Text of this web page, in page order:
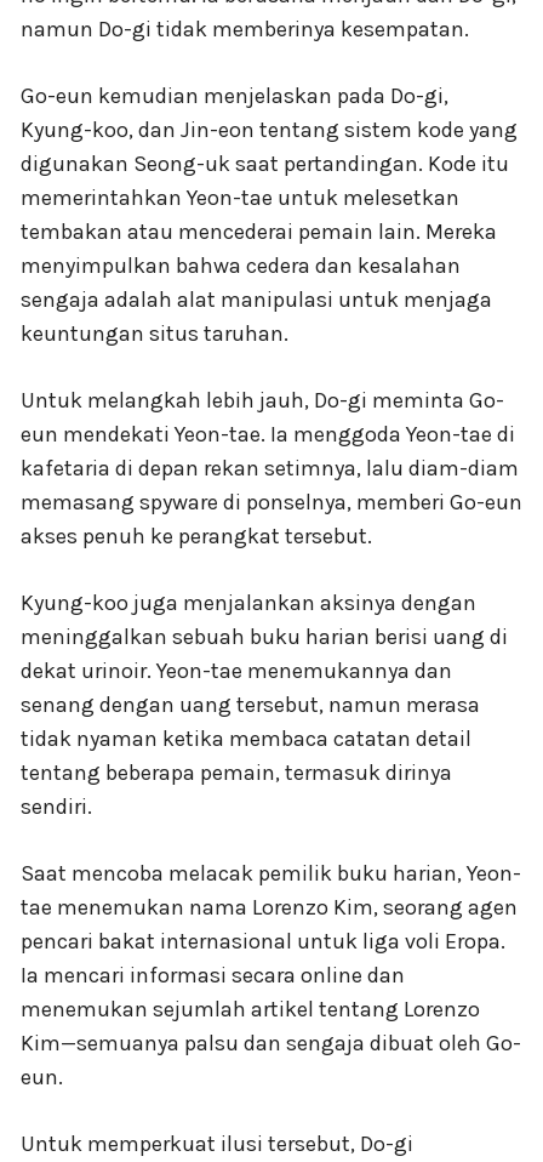
namun Do-gi tidak memberinya kesempatan.
Go-eun kemudian menjelaskan pada Do-gi,
Kyung-koo, dan Jin-eon tentang sistem kode yang
digunakan Seong-uk saat pertandingan. Kode itu
memerintahkan Yeon-tae untuk melesetkan
tembakan atau mencederai pemain lain. Mereka
menyimpulkan bahwa cedera dan kesalahan
sengaja adalah alat manipulasi untuk menjaga
keuntungan situs taruhan.
Untuk melangkah lebih jauh, Do-gi meminta Go-
eun mendekati Yeon-tae. Ia menggoda Yeon-tae di
kafetaria di depan rekan setimnya, lalu diam-diam
memasang spyware di ponselnya, memberi Go-eun
akses penuh ke perangkat tersebut.
Kyung-koo juga menjalankan aksinya dengan
meninggalkan sebuah buku harian berisi uang di
dekat urinoir. Yeon-tae menemukannya dan
senang dengan uang tersebut, namun merasa
tidak nyaman ketika membaca catatan detail
tentang beberapa pemain, termasuk dirinya
sendiri.
Saat mencoba melacak pemilik buku harian, Yeon-
tae menemukan nama Lorenzo Kim, seorang agen
pencari bakat internasional untuk liga voli Eropa.
Ia mencari informasi secara online dan
menemukan sejumlah artikel tentang Lorenzo
Kim—semuanya palsu dan sengaja dibuat oleh Go-
eun.
Untuk memperkuat ilusi tersebut, Do-gi